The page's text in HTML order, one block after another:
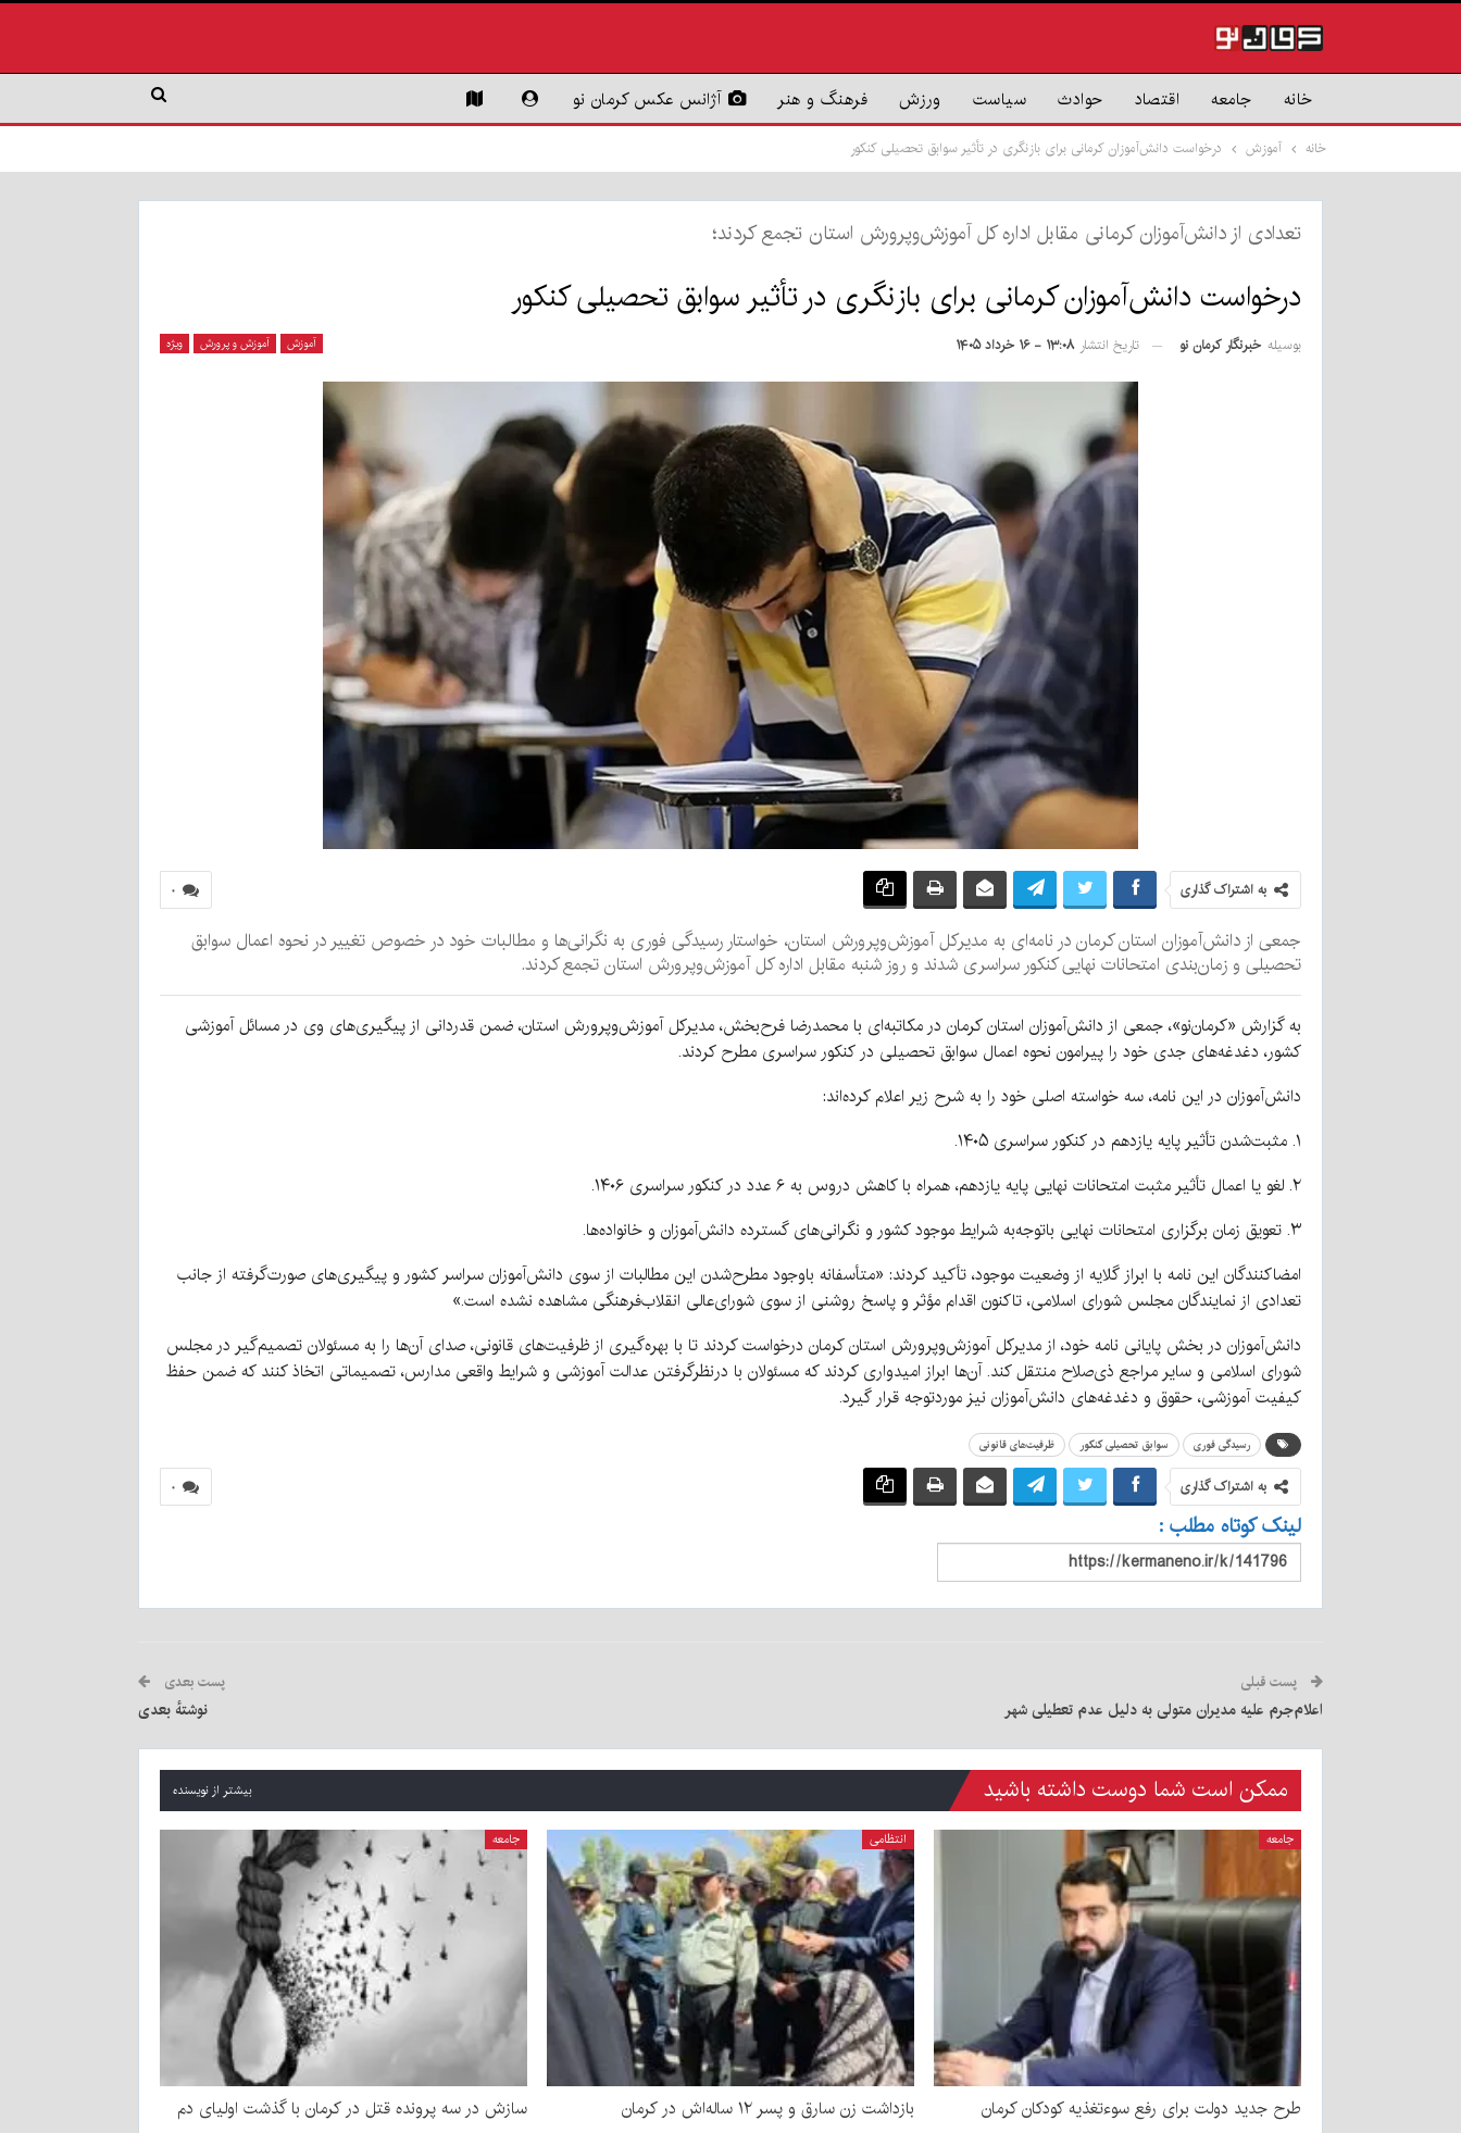
خانه جامعه اقتصاد حوادث سیاست ورزش فرهنگ و هنر آژانس عکس کرمان نو
خانه آموزش درخواست دانش‌آموزان کرمانی برای بازنگری در تأثیر سوابق تحصیلی کنکور
تعدادی از دانش‌آموزان کرمانی مقابل اداره کل آموزش‌وپرورش استان تجمع کردند؛
درخواست دانش‌آموزان کرمانی برای بازنگری در تأثیر سوابق تحصیلی کنکور
آموزش آموزش و پرورش ویژه بوسیله خبرنگار کرمان نو تاریخ انتشار ۱۳:۰۸ - ۱۶ خرداد ۱۴۰۵
۰ به اشتراک گذاری
جمعی از دانش‌آموزان استان کرمان در نامه‌ای به مدیرکل آموزش‌وپرورش استان، خواستار رسیدگی فوری به نگرانی‌ها و مطالبات خود در خصوص تغییر در نحوه اعمال سوابق
تحصیلی و زمان‌بندی امتحانات نهایی کنکور سراسری شدند و روز شنبه مقابل اداره کل آموزش‌وپرورش استان تجمع کردند.
به گزارش «کرمان‌نو»، جمعی از دانش‌آموزان استان کرمان در مکاتبه‌ای با محمدرضا فرح‌بخش، مدیرکل آموزش‌وپرورش استان، ضمن قدردانی از پیگیری‌های وی در مسائل آموزشی
کشور، دغدغه‌های جدی خود را پیرامون نحوه اعمال سوابق تحصیلی در کنکور سراسری مطرح کردند.
دانش‌آموزان در این نامه، سه خواسته اصلی خود را به شرح زیر اعلام کرده‌اند:
۱. مثبت‌شدن تأثیر پایه یازدهم در کنکور سراسری ۱۴۰۵.
۲. لغو یا اعمال تأثیر مثبت امتحانات نهایی پایه یازدهم، همراه با کاهش دروس به ۶ عدد در کنکور سراسری ۱۴۰۶.
۳. تعویق زمان برگزاری امتحانات نهایی باتوجه‌به شرایط موجود کشور و نگرانی‌های گسترده دانش‌آموزان و خانواده‌ها.
امضاکنندگان این نامه با ابراز گلایه از وضعیت موجود، تأکید کردند: «متأسفانه باوجود مطرح‌شدن این مطالبات از سوی دانش‌آموزان سراسر کشور و پیگیری‌های صورت‌گرفته از جانب
تعدادی از نمایندگان مجلس شورای اسلامی، تاکنون اقدام مؤثر و پاسخ روشنی از سوی شورای‌عالی انقلاب‌فرهنگی مشاهده نشده است.»
دانش‌آموزان در بخش پایانی نامه خود، از مدیرکل آموزش‌وپرورش استان کرمان درخواست کردند تا با بهره‌گیری از ظرفیت‌های قانونی، صدای آن‌ها را به مسئولان تصمیم‌گیر در مجلس
شورای اسلامی و سایر مراجع ذی‌صلاح منتقل کند. آن‌ها ابراز امیدواری کردند که مسئولان با درنظرگرفتن عدالت آموزشی و شرایط واقعی مدارس، تصمیماتی اتخاذ کنند که ضمن حفظ
کیفیت آموزشی، حقوق و دغدغه‌های دانش‌آموزان نیز موردتوجه قرار گیرد.
رسیدگی فوری سوابق تحصیلی کنکور ظرفیت‌های قانونی
۰ به اشتراک گذاری
لینک کوتاه مطلب :
پست قبلی
اعلام‌جرم علیه مدیران متولی به دلیل عدم تعطیلی شهر
پست بعدی
نوشتهٔ بعدی
ممکن است شما دوست داشته باشید بیشتر از نویسنده
جامعه
طرح جدید دولت برای رفع سوءتغذیه کودکان کرمان
انتظامی
بازداشت زن سارق و پسر ۱۲ ساله‌اش در کرمان
جامعه
سازش در سه پرونده قتل در کرمان با گذشت اولیای دم